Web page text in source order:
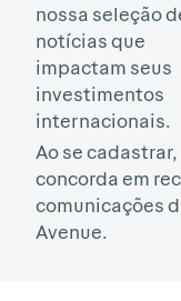
nossa seleção
notícias que
impactam seus
investimentos
internacionais.
Ao se
concorda em
comunicações
Avenue.